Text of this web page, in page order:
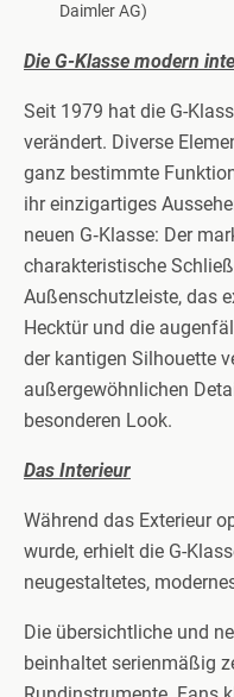
Daimler AG)
Die G-Klasse modern
Seit 1979 hat die G-
verändert. Diverse
ganz bestimmte
ihr einzigartiges
neuen G‑Klasse: Der
charakteristische
Außenschutzleiste, das
Hecktür und die
der kantigen Silhouette
außergewöhnlichen
besonderen Look.
Das Interieur
Während das Exterieur
wurde, erhielt die G-
neugestaltetes,
Die übersichtliche und
beinhaltet serienmäßig